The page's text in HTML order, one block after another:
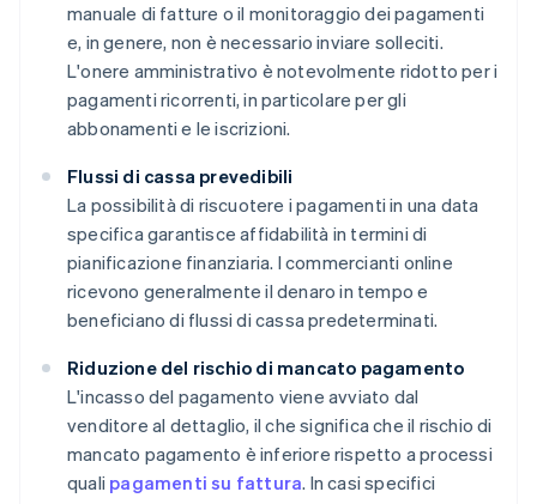
manuale di fatture o il monitoraggio dei pagamenti
e, in genere, non è necessario inviare solleciti.
L'onere amministrativo è notevolmente ridotto per i
pagamenti ricorrenti, in particolare per gli
abbonamenti e le iscrizioni.
Flussi di cassa prevedibili
La possibilità di riscuotere i pagamenti in una data
specifica garantisce affidabilità in termini di
pianificazione finanziaria. I commercianti online
ricevono generalmente il denaro in tempo e
beneficiano di flussi di cassa predeterminati.
Riduzione del rischio di mancato pagamento
L'incasso del pagamento viene avviato dal
venditore al dettaglio, il che significa che il rischio di
mancato pagamento è inferiore rispetto a processi
quali pagamenti su fattura. In casi specifici